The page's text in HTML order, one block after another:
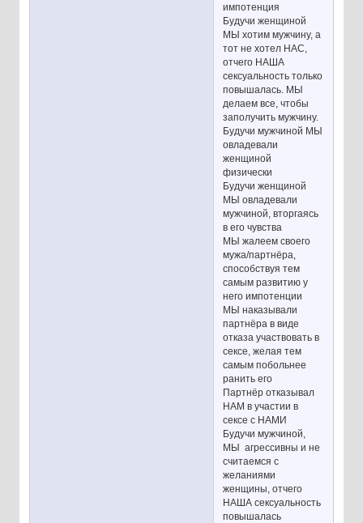
импотенция
Будучи женщиной
МЫ хотим мужчину, а
тот не хотел НАС,
отчего НАША
сексуальность только
повышалась. МЫ
делаем все, чтобы
заполучить мужчину.
Будучи мужчиной МЫ
овладевали
женщиной
физически
Будучи женщиной
МЫ овладевали
мужчиной, вторгаясь
в его чувства
МЫ жалеем своего
мужа/партнёра,
способствуя тем
самым развитию у
него импотенции
МЫ наказывали
партнёра в виде
отказа участвовать в
сексе, желая тем
самым побольнее
ранить его
Партнёр отказывал
НАМ в участии в
сексе с НАМИ
Будучи мужчиной,
МЫ агрессивны и не
считаемся с
желаниями
женщины, отчего
НАША сексуальность
повышалась